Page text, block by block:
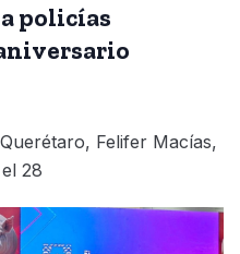
policías
Felifer Macías,
28